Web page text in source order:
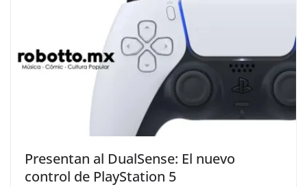
Presentan al DualSense: El nuevo
control de PlayStation 5